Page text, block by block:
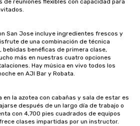
de reuniones flexibles con capacidad para
San Jose incluye ingredientes frescos y
de una combinación de técnica
bebidas benéficas de primera clase,
más en nuestras cuatro opciones
Hay música en vivo todos los
en AJI Bar y Robata.
en la azotea con cabañas y sala de estar es
después de un largo día de trabajo o
con 4,700 pies cuadrados de equipos
clases impartidas por un instructor.